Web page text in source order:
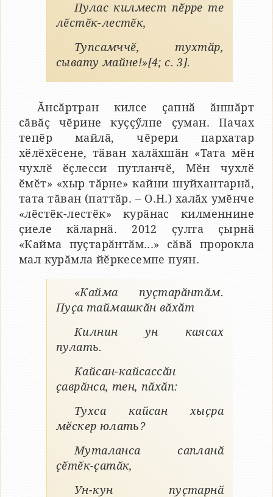
Пулас килмест пӗрре те
лӗстӗк-лестӗк,
Тупсамччӗ, тухтӑр,
сывату майне!»[4; с. 3].
Ӑнсӑртран килсе ҫапнӑ ӑншӑрт
сӑвӑҫ чӗрине куҫҫӳлпе ҫуман. Пачах
тепӗр майлӑ, чӗрери пархатар
хӗлӗхӗсене, тӑван халӑхшӑн «Тата мӗн
чухлӗ ӗҫлесси путланчӗ, Мӗн чухлӗ
ӗмӗт» «хыр тӑрне» кайни шуйхантарнӑ,
тата тӑван (паттӑр. – О.Н.) халӑх умӗнче
«лӗстӗк-лестӗк» курӑнас килменнине
ҫиеле кӑларнӑ. 2012 ҫулта ҫырнӑ
«Кайма пуҫтарӑнтӑм...» сӑвӑ пророкла
мал курӑмла йӗркесемпе пуян.
«Кайма пуҫтарӑнтӑм.
Пуҫа таймашкӑн вӑхӑт
Килнин ун каясах
пулать.
Кайсан-кайсассӑн
ҫаврӑнса, тен, пӑхӑп:
Тухса кайсан хыҫра
мӗскер юлать?
Муталанса сапланӑ
ҫӗтӗк-ҫатӑк,
Ун-кун пуҫтарнӑ